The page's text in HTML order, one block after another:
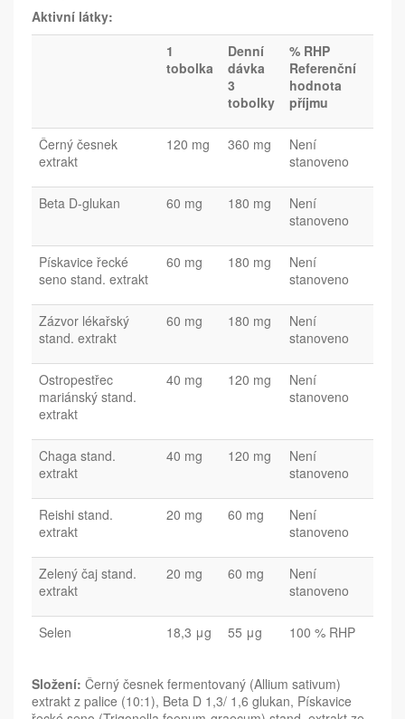
Aktivní látky:
1
tobolka
Denní
dávka
3
tobolky
% RHP
Referenční
hodnota
příjmu
Černý česnek
extrakt
120 mg 360 mg
Není
stanoveno
Beta D-glukan 60 mg 180 mg
Není
stanoveno
Pískavice řecké
seno stand. extrakt
60 mg 180 mg
Není
stanoveno
Zázvor lékařský
stand. extrakt
60 mg 180 mg
Není
stanoveno
Ostropestřec
mariánský stand.
extrakt
40 mg 120 mg
Není
stanoveno
Chaga stand.
extrakt
40 mg 120 mg
Není
stanoveno
Reishi stand.
extrakt
20 mg 60 mg
Není
stanoveno
Zelený čaj stand.
extrakt
20 mg 60 mg
Není
stanoveno
Selen 18,3 μg 55 μg 100 % RHP
Složení: Černý česnek fermentovaný (Allium sativum)
extrakt z palice (10:1), Beta D 1,3/ 1,6 glukan, Pískavice